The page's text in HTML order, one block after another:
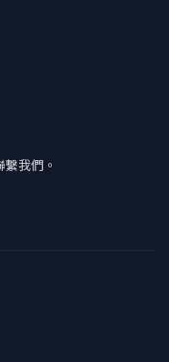
我們。